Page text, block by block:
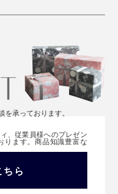
承っております。
、従業員様へのプレゼン
ります。商品知識豊富な
ら